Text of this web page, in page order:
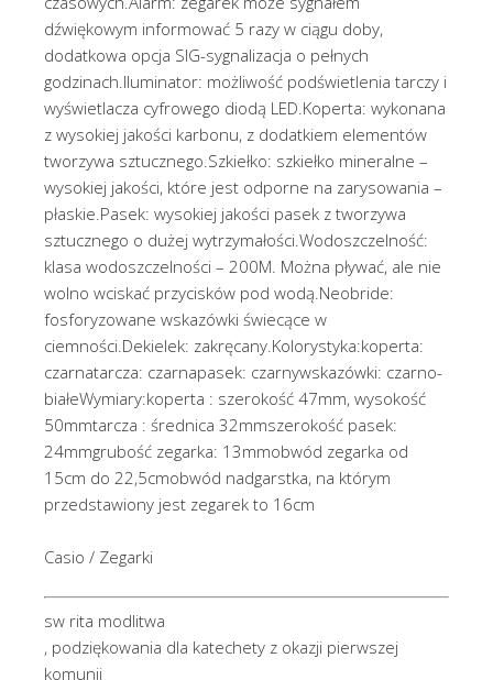
dźwiękowym informować 5 razy w ciągu doby,
dodatkowa opcja SIG-sygnalizacja o pełnych
godzinach.Iluminator: możliwość podświetlenia tarczy i
wyświetlacza cyfrowego diodą LED.Koperta: wykonana
z wysokiej jakości karbonu, z dodatkiem elementów
tworzywa sztucznego.Szkiełko: szkiełko mineralne –
wysokiej jakości, które jest odporne na zarysowania –
płaskie.Pasek: wysokiej jakości pasek z tworzywa
sztucznego o dużej wytrzymałości.Wodoszczelność:
klasa wodoszczelności – 200M. Można pływać, ale nie
wolno wciskać przycisków pod wodą.Neobride:
fosforyzowane wskazówki świecące w
ciemności.Dekielek: zakręcany.Kolorystyka:koperta:
czarnatarcza: czarnapasek: czarnywskazówki: czarno-
białeWymiary:koperta : szerokość 47mm, wysokość
50mmtarcza : średnica 32mmszerokość pasek:
24mmgrubość zegarka: 13mmobwód zegarka od
15cm do 22,5cmobwód nadgarstka, na którym
przedstawiony jest zegarek to 16cm
Casio / Zegarki
sw rita modlitwa
, podziękowania dla katechety z okazji pierwszej
komunii